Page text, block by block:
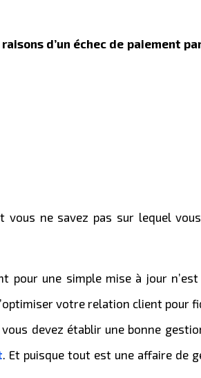
d’un échec de paiement
vous ne savez pas sur lequel
pour une simple mise à jour
votre relation client pour
devez établir une bonne
. Et puisque tout est une affaire de